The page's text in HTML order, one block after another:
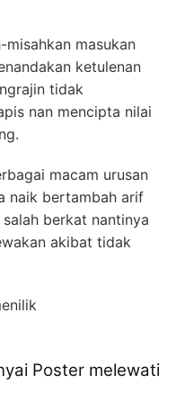
masukan
ketulenan
tidak
nan mencipta nilai
macam urusan
naik bertambah arif
berkat nantinya
akibat tidak
Poster melewati